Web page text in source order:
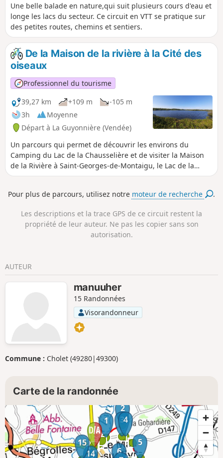
Une belle balade en nature,qui suit plusieurs cours d'eau et
longe les lacs du secteur. Ce circuit en VTT se pratique sur
des petites routes, chemins et sentiers.
De la Maison de la rivière à la Cité des
oiseaux
Professionnel du tourisme
39,27 km
+109 m
-105 m
3h
Moyenne
Départ à La Guyonnière (Vendée)
Un parcours qui permet de découvrir les environs du
Camping du Lac de la Chausselière et de visiter la Maison
de la Rivière à Saint-Georges-de-Montaigu, le Lac de la
Bultière ainsi que la Cité des Oiseaux aux Landes-
Pour plus de parcours, utilisez notre moteur de recherche .
Les descriptions et la trace GPS de ce circuit restent la
propriété de leur auteur. Ne pas les copier sans son
autorisation.
AUTEUR
manuuher
15 Randonnées
Visorandonneur
Commune : Cholet (49280|49300)
Carte de la randonnée
1
2
34
5
6
14
15